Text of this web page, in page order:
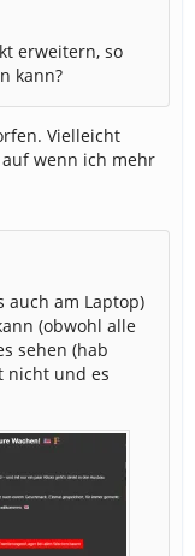
erweitern, so
kann?
Vielleicht
wenn ich mehr
auch am Laptop)
(obwohl alle
sehen (hab
nicht und es